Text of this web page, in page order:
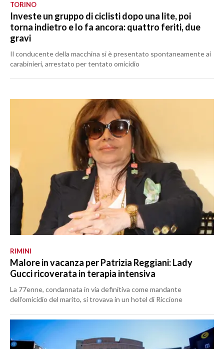
TORINO
Investe un gruppo di ciclisti dopo una lite, poi
torna indietro e lo fa ancora: quattro feriti, due
gravi
Il conducente della macchina si è presentato spontaneamente ai
carabinieri, arrestato per tentato omicidio
RIMINI
Malore in vacanza per Patrizia Reggiani: Lady
Gucci ricoverata in terapia intensiva
La 77enne, condannata in via definitiva come mandante
dell’omicidio del marito, si trovava in un hotel di Riccione